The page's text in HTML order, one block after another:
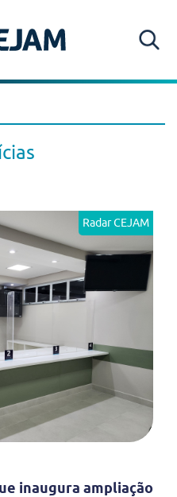
Radar CEJAM
inaugura ampliação